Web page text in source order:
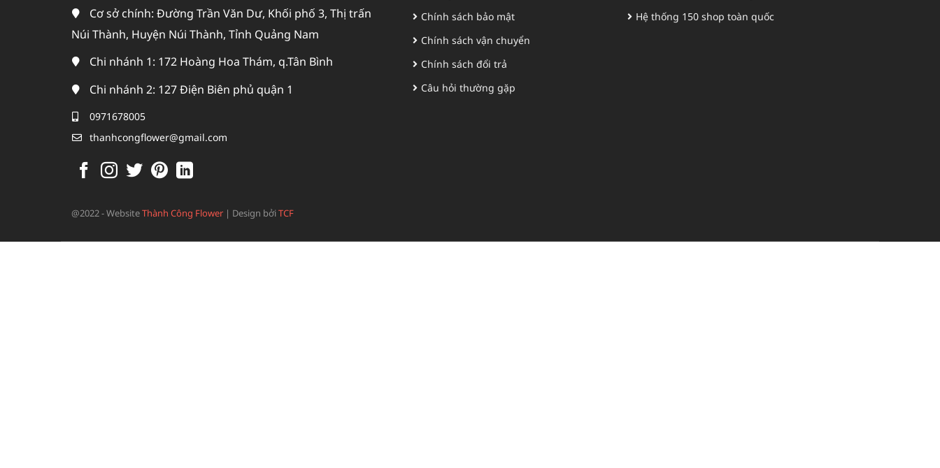
Cơ sở chính: Đường Trần Văn Dư, Khối phố 3, Thị trấn
Núi Thành, Huyện Núi Thành, Tỉnh Quảng Nam
Chi nhánh 1: 172 Hoàng Hoa Thám, q.Tân Bình
Chi nhánh 2: 127 Điện Biên phủ quận 1
0971678005
thanhcongflower@gmail.com
Chính sách bảo mật
Chính sách vận chuyển
Chính sách đổi trả
Câu hỏi thường gặp
Hệ thống 150 shop toàn quốc
@2022 - WebsiteThành Công Flower | Design bởiTCF